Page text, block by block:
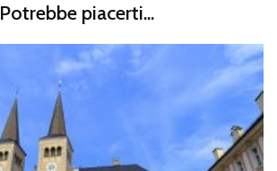
Potrebbe piacerti...